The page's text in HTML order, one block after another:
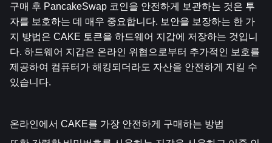
구매 후 PancakeSwap 코인을 안전하게 보관하는 것은 투
자를 보호하는 데 매우 중요합니다. 보안을 보장하는 한 가
지 방법은 CAKE 토큰을 하드웨어 지갑에 저장하는 것입니
다. 하드웨어 지갑은 온라인 위협으로부터 추가적인 보호를
제공하여 컴퓨터가 해킹되더라도 자산을 안전하게 지킬 수
있습니다.
온라인에서 CAKE를 가장 안전하게 구매하는 방법